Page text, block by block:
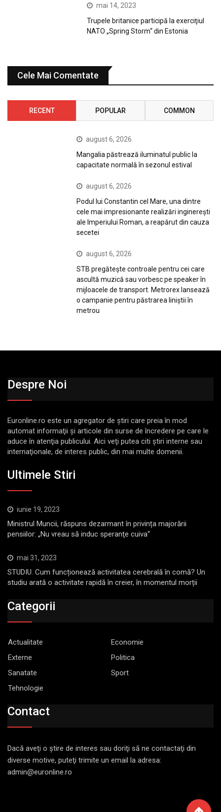
mai 14, 2023
Trupele britanice participă la exerciţiul
NATO „Spring Storm“ din Estonia
Cele Mai Comentate
RECENT POPULAR COMMON
august 6, 2026
Mangalia păstrează iluminatul public la
capacitate normală în sezonul estival
august 6, 2026
Podul lui Constantin cel Mare, una dintre
cele mai impresionante realizări inginerești
ale Imperiului Roman, a reapărut din cauza
secetei
august 6, 2026
STB pregătește controale pentru cei care
ascultă muzică sau vorbesc pe speaker în
mijloacele de transport. Metrorex lansează
o campanie pentru păstrarea liniștii în
metrou
Despre Noi
Euronline.ro este un agregator de ştiri care preia în mod
automat informaţii şi articole din surse de încredere pe care le
aduce în atenţia publicului. Aici veţi putea citi ştiri interne sau
internaţionale, de interes public, din mai multe domenii.
Ultimele Stiri
iunie 19, 2023
Ministrul Muncii, răspuns dezarmant în privința majorării
pensiilor: „Nu vreau să induc speranţe cuiva“
mai 31, 2023
STUDIU. Cum funcționează activitatea cerebrală în comă? Un
studiu arată o activitate rapidă în creier, în momentul morții
Categorii
Actualitate
Economie
Externe
Politica
Sanatate
Sport
Tehnologie
Contact
Dacă aveţi o ştire de interes sau doriţi să ne contactaţi din
diverse motive, puteţi trimite un email la adresa:
admin@euronline.ro